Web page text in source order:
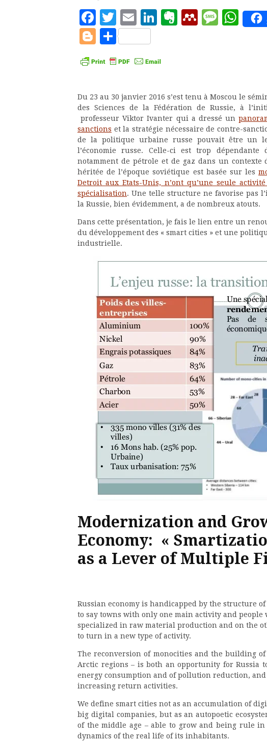
Facebook
Twitter
EmailLinkedIn
Evernote
Blogger
Partager
Du 23 au 30 janvier 2016 s’est tenu à Moscou le
des Sciences de la Fédération de Russie, à
professeur Viktor Ivanter qui a dressé un
sanctions et la stratégie nécessaire de contre-
de la politique urbaine russe pouvait être un
l’économie russe. Celle-ci est trop dépendante
notamment de pétrole et de gaz dans un
héritée de l’époque soviétique est basée sur les
Detroit aux Etats-Unis, n’ont qu’une seule
spécialisation. Une telle structure ne favorise pas
la Russie, bien évidemment, a de nombreux atouts.
Dans cette présentation, je fais le lien entre un
du développement des « smart cities » et une
industrielle.
Modernization and
Economy: «
as a Lever of Multiple
Russian economy is handicapped by the structure
to say towns with only one main activity and people
specialized in raw material production and on the
to turn in a new type of activity.
The reconversion of monocities and the building
Arctic regions – is both an opportunity for Russia
energy consumption and of pollution reduction,
increasing return activities.
We define smart cities not as an accumulation of
big digital companies, but as an autopoetic
of the middle age – able to grow and being rule
dynamics of the real life of its inhabitants.